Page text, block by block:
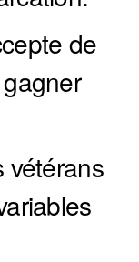
de
vétérans